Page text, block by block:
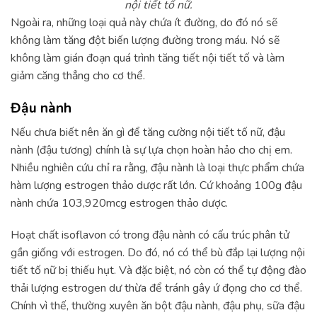
nội tiết tố nữ.
Ngoài ra, những loại quả này chứa ít đường, do đó nó sẽ
không làm tăng đột biến lượng đường trong máu. Nó sẽ
không làm gián đoạn quá trình tăng tiết nội tiết tố và làm
giảm căng thẳng cho cơ thể.
Đậu nành
Nếu chưa biết nên ăn gì để tăng cường nội tiết tố nữ, đậu
nành (đậu tương) chính là sự lựa chọn hoàn hảo cho chị em.
Nhiều nghiên cứu chỉ ra rằng, đậu nành là loại thực phẩm chứa
hàm lượng estrogen thảo dược rất lớn. Cứ khoảng 100g đậu
nành chứa 103,920mcg estrogen thảo dược.
Hoạt chất isoflavon có trong đậu nành có cấu trúc phân tử
gần giống với estrogen. Do đó, nó có thể bù đắp lại lượng nội
tiết tố nữ bị thiếu hụt. Và đặc biệt, nó còn có thể tự động đào
thải lượng estrogen dư thừa để tránh gây ứ đọng cho cơ thể.
Chính vì thế, thường xuyên ăn bột đậu nành, đậu phụ, sữa đậu